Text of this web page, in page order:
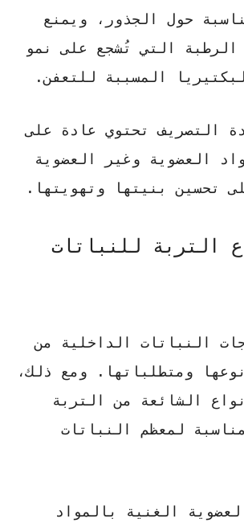
حول الجذور، ويمنع
الرطبة التي تُشجع على نمو
المسببة للتعفن.
التصريفتحتوي عادة على
العضوية وغير العضوية
تحسين بنيتها وتهويتها.
التربة للنباتات
النباتات الداخلية من
ومتطلباتها. ومع ذلك،
الشائعة من التربة
لمعظم النباتات
الغنية بالمواد